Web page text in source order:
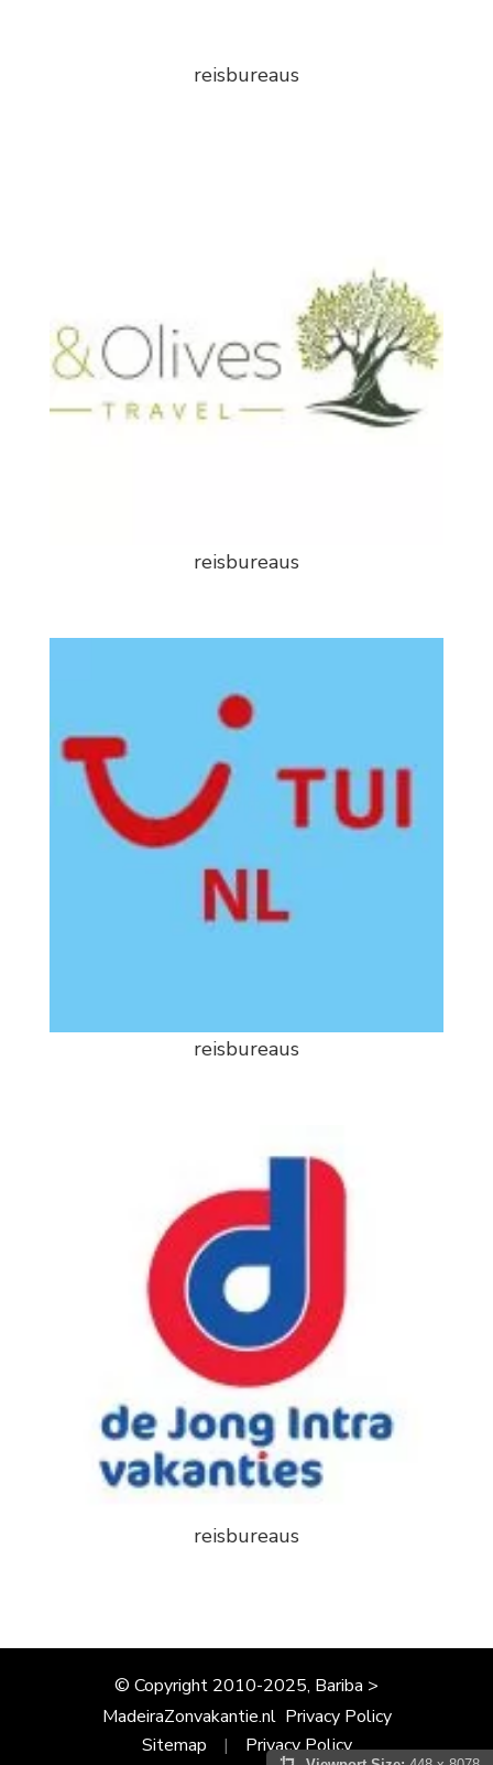
reisbureaus
reisbureaus
reisbureaus
reisbureaus
© Copyright 2010-2025, Bariba >
MadeiraZonvakantie.nl Privacy Policy
Sitemap
Privacy Policy